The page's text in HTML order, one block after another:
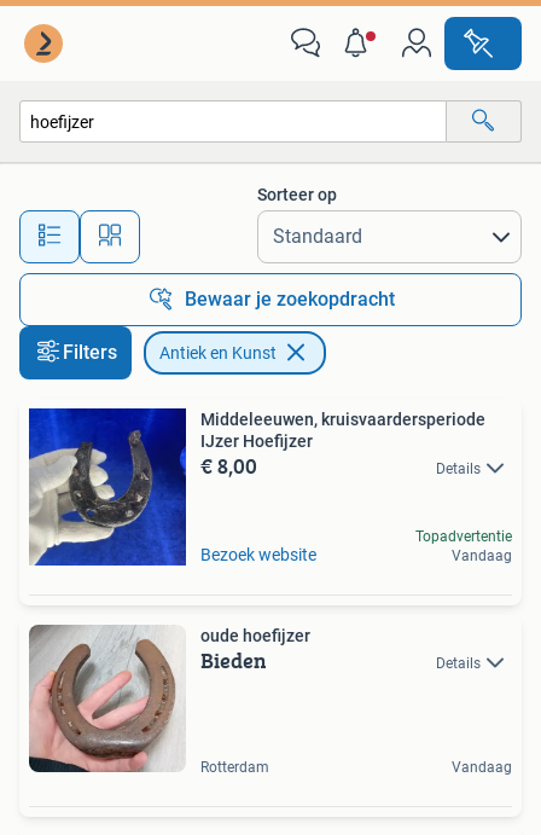
Alle afstanden…
Sorteer op
Bewaar je zoekopdracht
Filters Antiek en Kunst
Middeleeuwen, kruisvaardersperiode
IJzer Hoefijzer
€ 8,00 Details
Bezoek website
Topadvertentie
Vandaag
oude hoefijzer
Bieden Details
Rotterdam Vandaag